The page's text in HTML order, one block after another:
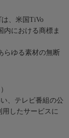
、米国TiVo
内における商標ま
らゆる素材の無断
、テレビ番組の公
用したサービスに